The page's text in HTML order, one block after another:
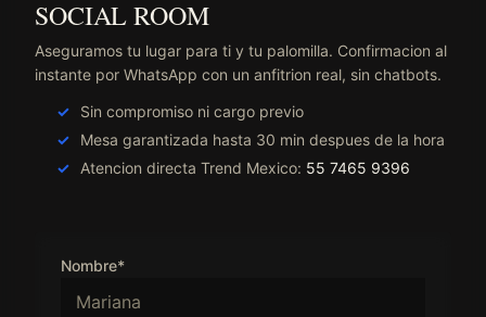
SOCIAL ROOM
Aseguramos tu lugar para ti y tu palomilla. Confirmacion al
instante por WhatsApp con un anfitrion real, sin chatbots.
Sin compromiso ni cargo previo
Mesa garantizada hasta 30 min despues de la hora
Atencion directa Trend Mexico: 55 7465 9396
Nombre*